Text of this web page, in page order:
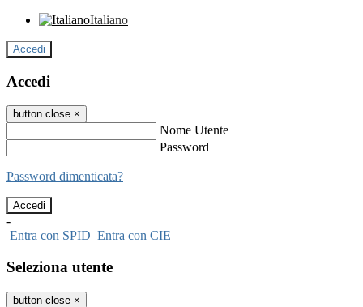
Italiano
Accedi
Accedi
button close ×
Nome Utente
Password
Password dimenticata?
-
Entra con SPID Entra con CIE
Seleziona utente
button close ×